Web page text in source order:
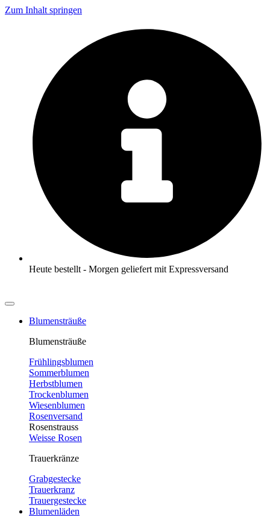
Zum Inhalt springen
Heute bestellt - Morgen geliefert mit Expressversand
Blumensträuße
Blumensträuße
Frühlingsblumen
Sommerblumen
Herbstblumen
Trockenblumen
Wiesenblumen
Rosenversand
Rosenstrauss
Weisse Rosen
Trauerkränze
Grabgestecke
Trauerkranz
Trauergestecke
Blumenläden